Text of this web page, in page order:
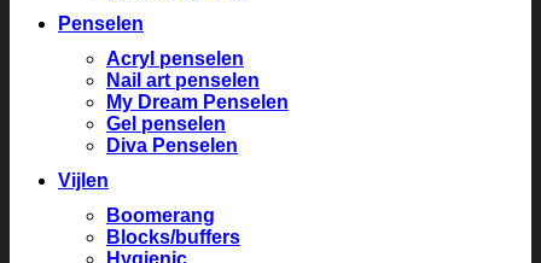
Penselen
Acryl penselen
Nail art penselen
My Dream Penselen
Gel penselen
Diva Penselen
Vijlen
Boomerang
Blocks/buffers
Hygienic